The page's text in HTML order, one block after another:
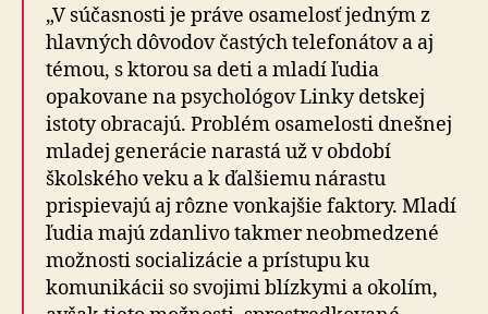
„V súčasnosti je práve osamelosť jedným z
hlavných dôvodov častých telefonátov a aj
témou, s ktorou sa deti a mladí ľudia
opakovane na psychológov Linky detskej
istoty obracajú. Problém osamelosti dnešnej
mladej generácie narastá už v období
školského veku a k ďalšiemu nárastu
prispievajú aj rôzne vonkajšie faktory. Mladí
ľudia majú zdanlivo takmer neobmedzené
možnosti socializácie a prístupu ku
komunikácii so svojimi blízkymi a okolím,